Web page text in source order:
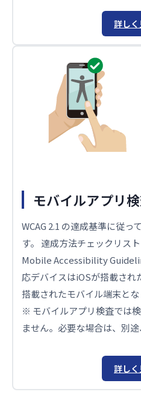
詳しく
モバイルアプリ
WCAG 2.1 の達成基準に従っ
す。 達成方法チェックリス
Mobile Accessibility
応デバイスはiOSが搭載さ
搭載されたモバイル端末とな
※ モバイルアプリ検査では
ません。必要な場合は、別
詳しく